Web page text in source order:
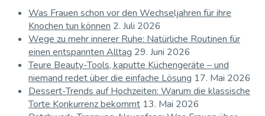
Was Frauen schon vor den Wechseljahren für ihre
Knochen tun können 2. Juli 2026
Wege zu mehr innerer Ruhe: Natürliche Routinen für
einen entspannten Alltag 29. Juni 2026
Teure Beauty-Tools, kaputte Küchengeräte – und
niemand redet über die einfache Lösung 17. Mai 2026
Dessert-Trends auf Hochzeiten: Warum die klassische
Torte Konkurrenz bekommt 13. Mai 2026